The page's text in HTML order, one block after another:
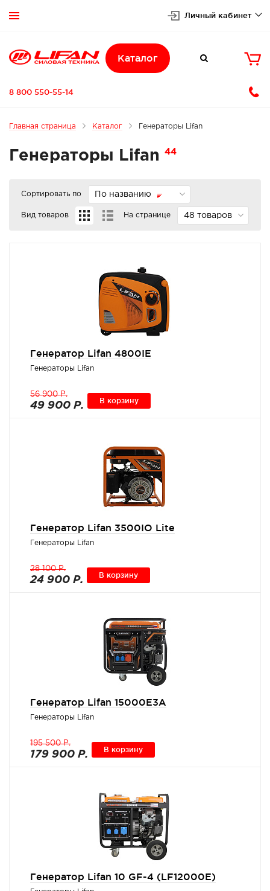
 Личный кабинет
Каталог  
8 800 550-55-14
Главная страница Каталог Генераторы Lifan
Генераторы Lifan 44
Сортировать по По названию
Вид товаров На странице 48 товаров
Генератор Lifan 4800IE
Генераторы Lifan
56 900 Р.
49 900 Р. В корзину
Генератор Lifan 3500IO Lite
Генераторы Lifan
28 100 Р.
24 900 Р. В корзину
Генератор Lifan 15000E3A
Генераторы Lifan
195 500 Р.
179 900 Р. В корзину
Генератор Lifan 10 GF-4 (LF12000E)